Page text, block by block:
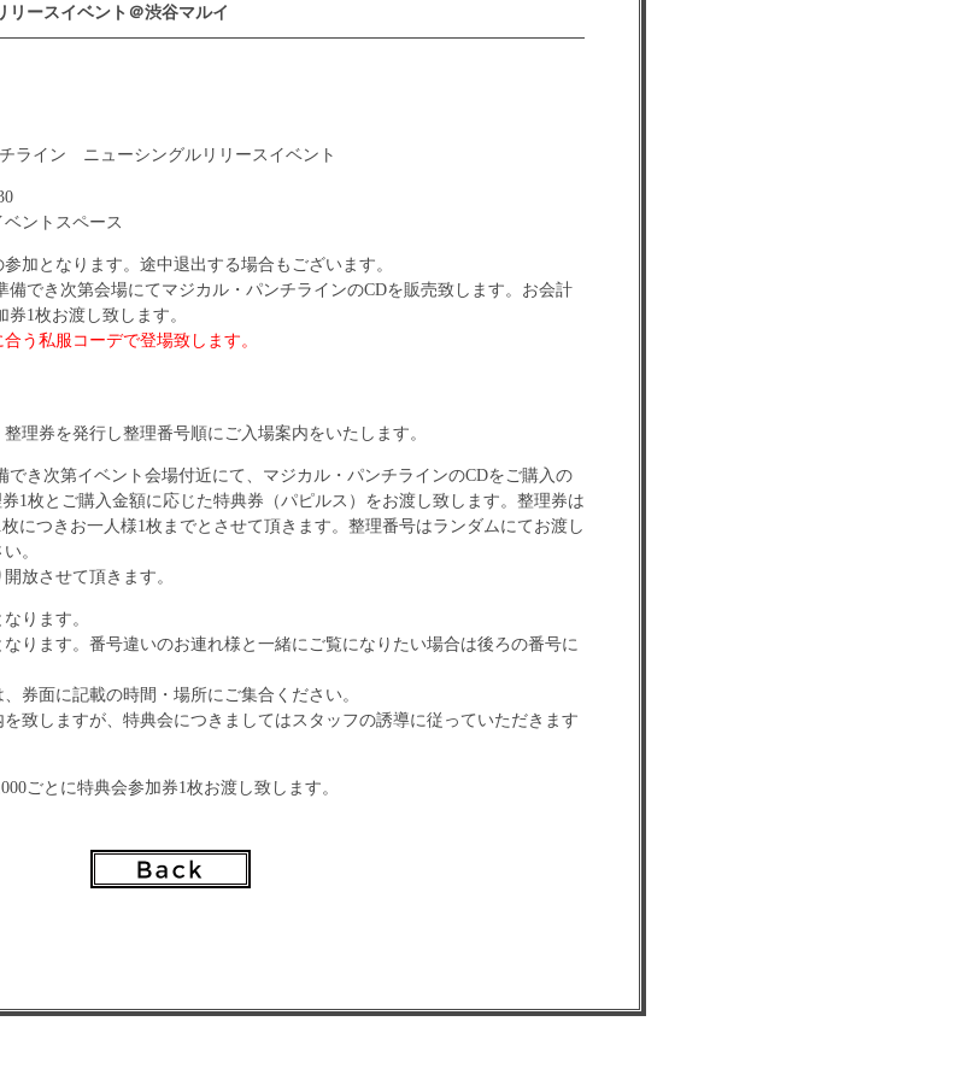
リースイベント＠渋谷マルイ
ライン ニューシングルリリースイベント
ントスペース
参加となります。途中退出する場合もございます。
備でき次第会場にてマジカル・パンチラインのCDを販売致します。お会計
1枚お渡し致します。
う私服コーデで登場致します。
理券を発行し整理番号順にご入場案内をいたします。
でき次第イベント会場付近にて、マジカル・パンチラインのCDをご購入の
1枚とご購入金額に応じた特典券（パピルス）をお渡し致します。整理券は
につきお一人様1枚までとさせて頂きます。整理番号はランダムにてお渡し
。
放させて頂きます。
ります。
ります。番号違いのお連れ様と一緒にご覧になりたい場合は後ろの番号に
券面に記載の時間・場所にご集合ください。
致しますが、特典会につきましてはスタッフの誘導に従っていただきます
ごとに特典会参加券1枚お渡し致します。
」ライブ音源＋「マジ☆マジ☆ランデブー」ライブ音源
／税込み￥1,000※全4曲収録